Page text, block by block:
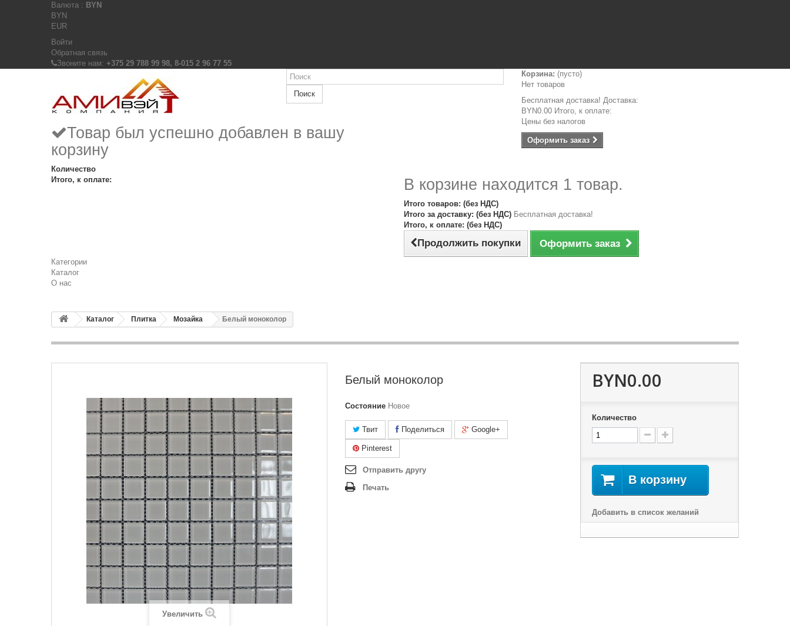
Валюта : BYN
BYN
EUR
Войти
Обратная связь
Звоните нам: +375 29 788 99 98, 8-015 2 96 77 55
Поиск
Корзина: (пусто)
Нет товаров
Бесплатная доставка!Доставка:
BYN0.00 Итого, к оплате:
Цены без налогов
Оформить заказ
Товар был успешно добавлен в вашу
корзину
Количество
Итого, к оплате:
В корзине находится 1 товар.
Итого товаров: (без НДС)
Итого за доставку: (без НДС) Бесплатная доставка!
Итого, к оплате: (без НДС)
Продолжить покупки Оформить заказ
Категории
Каталог
О нас
Каталог Плитка Мозайка Белый моноколор
Увеличить
Белый моноколор
Состояние Новое
Твит Поделиться Google+
Pinterest
Отправить другу
Печать
BYN0.00
Количество
В корзину
Добавить в список желаний